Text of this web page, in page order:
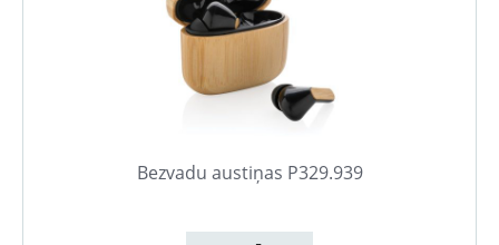
Bezvadu austiņas P329.939